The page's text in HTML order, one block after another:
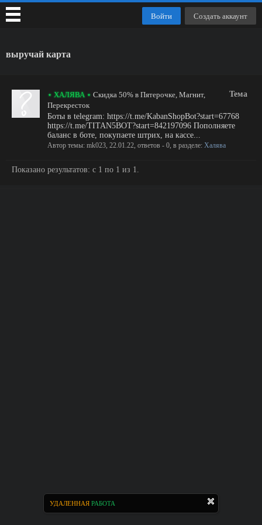
УДАЛЕННАЯ РАБОТА
выручай карта
Тема
⋆ ХАЛЯВА ⋆ Скидка 50% в Пятерочке, Магнит,
Перекресток
Боты в telegram: https://t.me/KabanShopBot?start=67768
https://t.me/TITAN5BOT?start=842197096 Пополняете
баланс в боте, покупаете штрих, на кассе...
Автор темы: mk023, 22.01.22, ответов - 0, в разделе: Халява
Показано результатов: с 1 по 1 из 1.
Войти Создать аккаунт